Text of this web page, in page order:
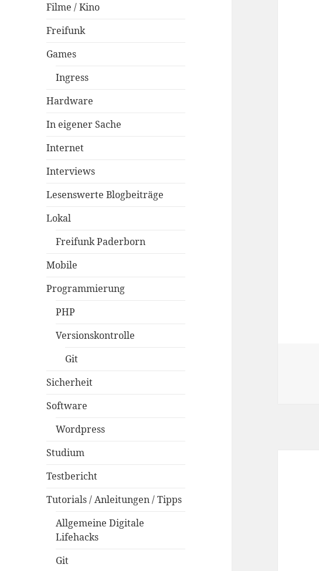
Filme / Kino
Freifunk
Games
Ingress
Hardware
In eigener Sache
Internet
Interviews
Lesenswerte Blogbeiträge
Lokal
Freifunk Paderborn
Mobile
Programmierung
PHP
Versionskontrolle
Git
Sicherheit
Software
Wordpress
Studium
Testbericht
Tutorials / Anleitungen / Tipps
Allgemeine Digitale
Lifehacks
Git